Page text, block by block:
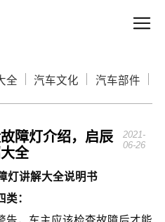
全 汽车文化 汽车部件
障灯介绍，启辰
全
2021-
06-26
灯讲解大全说明书
：